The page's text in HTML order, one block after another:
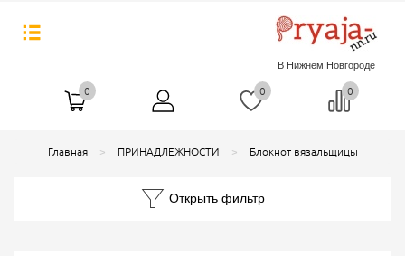
В Нижнем Новгороде
0 0 0
Главная ПРИНАДЛЕЖНОСТИ Блокнот вязальщицы
Открыть фильтр